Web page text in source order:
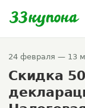
24 февраля — 13
Скидка